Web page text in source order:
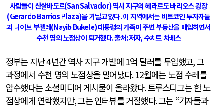
사람들이 산살바도르(San Salvador)역사 지구의 헤라르도 바리오스 광장
(Gerardo Barrios Plaza)을 거닐고 있다.이 지역에서는 비트코인 투자자들
과 나이브 부켈레(Nayib Bukele)대통령의 가족이 주변 부동산을 매입하면서
수천 명의 노점상이 퇴거했다.출처:저자,수치트 차베스
정부는 지난4년간 역사 지구 개발에 1억 달러를 투입했고,그
과정에서 수천 명의 노점상을 밀어냈다. 12월에는 노점 수레를
압수했다는 소셜미디어 게시물이 올라왔다.트루스디그는 한 노
점상에게 연락했지만,그는 인터뷰를 거절했다.그는 “기자들과